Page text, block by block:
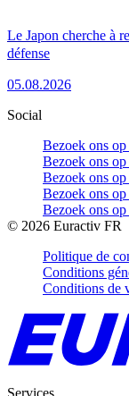
Le Japon cherche à
défense
05.08.2026
Social
Bezoek ons
Bezoek ons
Bezoek ons op
Bezoek ons op
Bezoek ons
© 2026 Euractiv FR
Politique de
Conditions
Conditions de